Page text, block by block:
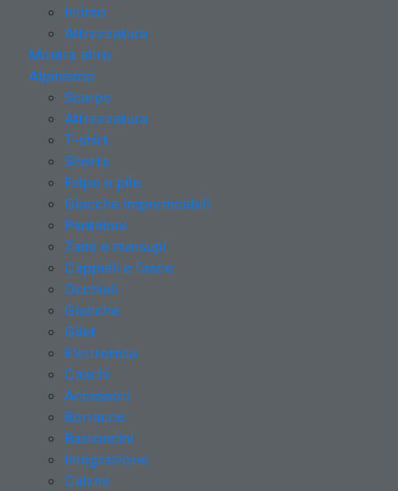
Intimo
Attrezzatura
Mostra altro
Alpinismo
Scarpe
Attrezzatura
T-shirt
Shorts
Felpe e pile
Giacche impermeabili
Pantaloni
Zaini e marsupi
Cappelli e fasce
Occhiali
Giacche
Gilet
Elettronica
Caschi
Accessori
Borracce
Bastoncini
Integrazione
Calzini